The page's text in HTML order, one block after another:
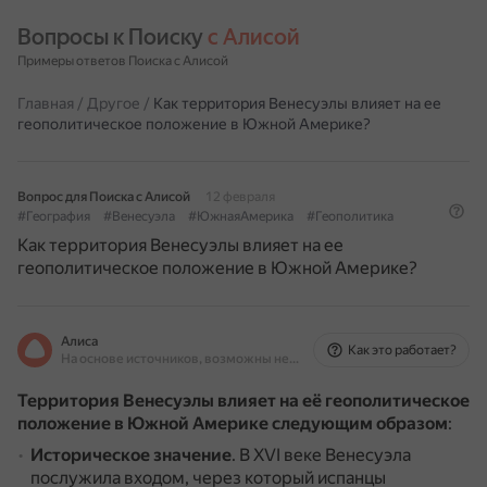
Вопросы к Поиску с Алисой
Примеры ответов Поиска с Алисой
Главная / Другое / Как территория Венесуэлы влияет на ее
геополитическое положение в Южной Америке?
Вопрос для Поиска с Алисой
12 февраля
#География
#Венесуэла #ЮжнаяАмерика #Геополитика
Как территория Венесуэлы влияет на ее
геополитическое положение в Южной Америке?
Алиса
На основе источников, возможны неточности
Как это работает?
Территория Венесуэлы влияет на её геополитическое
положение в Южной Америке следующим образом:
Историческое значение. В XVI веке Венесуэла
послужила входом, через который испанцы